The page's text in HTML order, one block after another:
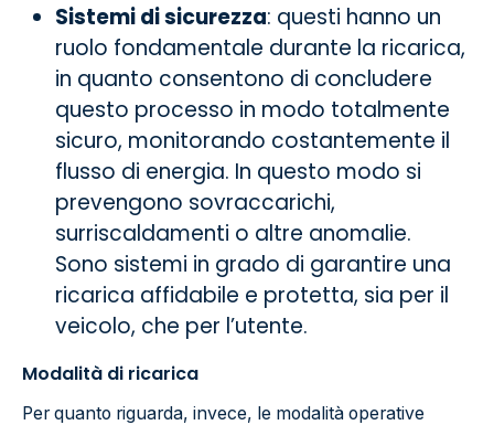
Sistemi di sicurezza: questi hanno un
ruolo fondamentale durante la ricarica,
in quanto consentono di concludere
questo processo in modo totalmente
sicuro, monitorando costantemente il
flusso di energia. In questo modo si
prevengono sovraccarichi,
surriscaldamenti o altre anomalie.
Sono sistemi in grado di garantire una
ricarica affidabile e protetta, sia per il
veicolo, che per l’utente.
Modalità di ricarica
Per quanto riguarda, invece, le modalità operative